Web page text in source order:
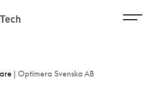
|Optimera Svenska AB